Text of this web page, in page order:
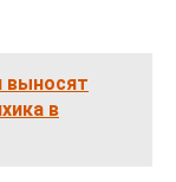
выносят
в